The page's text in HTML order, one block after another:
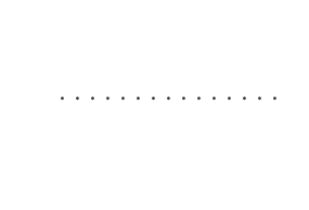
・・・・・・・・・・・・・・・